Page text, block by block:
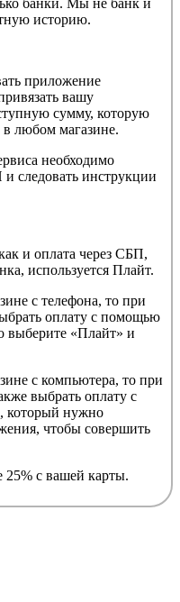
банки. Мы не банк и
историю.
приложение
вашу
сумму, которую
любом магазине.
необходимо
следовать инструкции
и оплата через СБП,
используется Плайт.
с телефона, то при
оплату с помощью
«Плайт» и
с компьютера, то при
выбрать оплату с
который нужно
чтобы совершить
с вашей карты.